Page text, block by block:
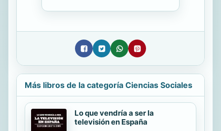
Más libros de la categoría Ciencias Sociales
Lo que vendría a ser la
televisión en España